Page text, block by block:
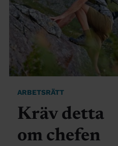
ARBETSRÄTT
Kräv detta
om chefen